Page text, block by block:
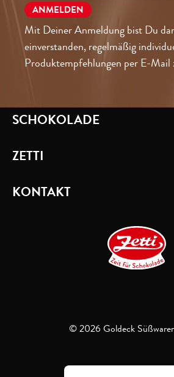
Mit Deiner Anmeldung bist Du
einverstanden, regelmäßig
Produktempfehlungen per E-Mail
SCHOKOLADE
ZETTI
KONTAKT
© 2026 Goldeck